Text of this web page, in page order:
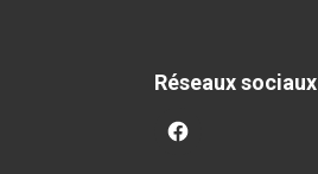
Réseaux sociaux
facebook